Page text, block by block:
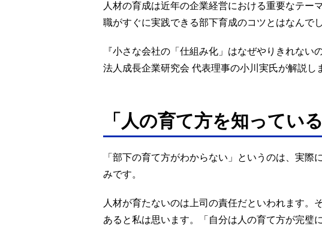
人材の育成は近年の企業経営における重要なテー
職がすぐに実践できる部下育成のコツとはなんでし
『小さな会社の「仕組み化」はなぜやりきれない
法人成長企業研究会 代表理事の小川実氏が解説し
「人の育て方を知ってい
「部下の育て方がわからない」というのは、実際
みです。
人材が育たないのは上司の責任だといわれます。
あると私は思います。「自分は人の育て方が完璧